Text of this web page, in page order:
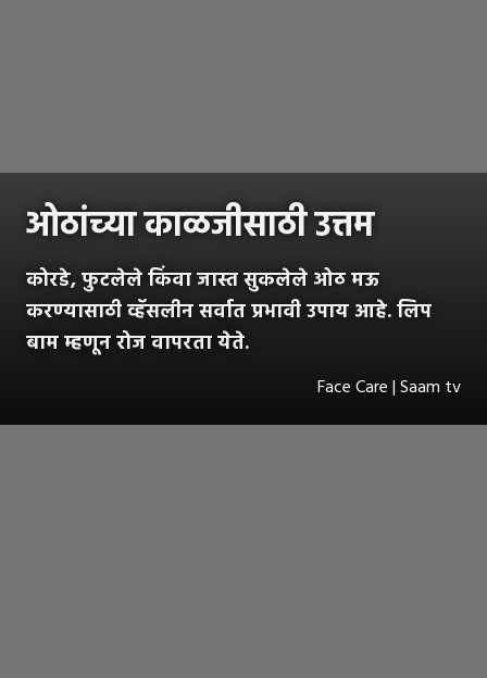
ओठांच्या काळजीसाठी उत्तम
कोरडे, फुटलेले किंवा जास्त सुकलेले ओठ मऊ
करण्यासाठी व्हॅसलीन सर्वात प्रभावी उपाय आहे. लिप
बाम म्हणून रोज वापरता येते.
Face Care | Saam tv